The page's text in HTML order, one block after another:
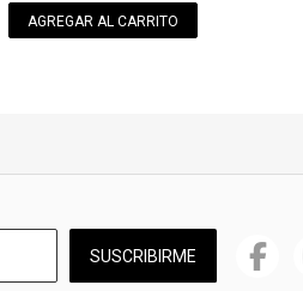
AGREGAR AL CARRITO
SUSCRIBIRME